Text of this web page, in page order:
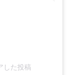
した投稿